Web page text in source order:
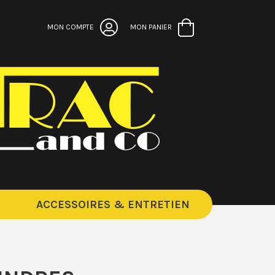
MON COMPTE MON PANIER
ACCESSOIRES & ENTRETIEN